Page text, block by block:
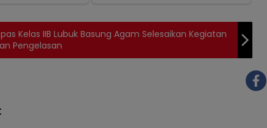
Kelas IIB Lubuk Basung Agam Selesaikan Kegiatan
Pengelasan